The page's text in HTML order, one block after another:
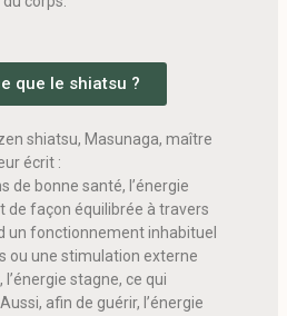
que le shiatsu ?
shiatsu, Masunaga, maître
écrit :
de bonne santé, l’énergie
de façon équilibrée à travers
un fonctionnement inhabituel
ou une stimulation externe
stagne, ce qui
afin de guérir, l’énergie